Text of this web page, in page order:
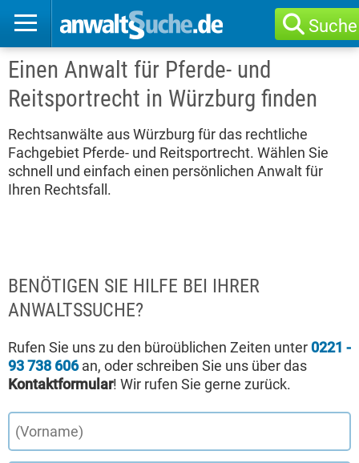
Suche
Einen Anwalt für Pferde- und
Reitsportrecht in Würzburg finden
Rechtsanwälte aus Würzburg für das rechtliche
Fachgebiet Pferde- und Reitsportrecht. Wählen Sie
schnell und einfach einen persönlichen Anwalt für
Ihren Rechtsfall.
BENÖTIGEN SIE HILFE BEI IHRER
ANWALTSSUCHE?
Rufen Sie uns zu den büroüblichen Zeiten unter 0221 -
93 738 606an, oder schreiben Sie uns über das
Kontaktformular! Wir rufen Sie gerne zurück.